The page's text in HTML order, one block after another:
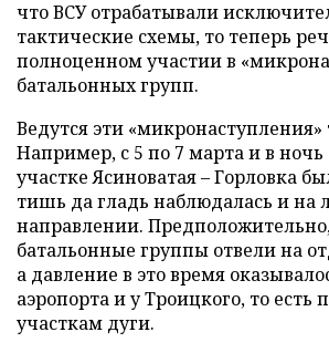
что ВСУ отрабатывали
тактические схемы, то теперь
полноценном участии в
батальонных групп.
Ведутся эти «микронаступления»
Например, с 5 по 7 марта и в ночь
участке Ясиноватая – Горловка
тишь да гладь наблюдалась и на
направлении.
батальонные группы отвели на
а давление в это время
аэропорта и у Троицкого, то есть
участкам дуги.